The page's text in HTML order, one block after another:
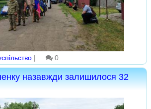
| 0
назавжди залишилося 32